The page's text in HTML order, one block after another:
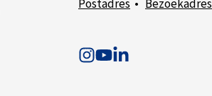
Postadres • Bezoekadres